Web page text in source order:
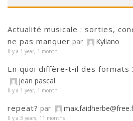
Actualité musicale : sorties,
ne pas manquer par Kyliano
Il y a 1 year, 1 month
En quoi diffère‑t‑il des
jean pascal
Il y a 1 year, 1 month
repeat? par
Il y a 3 years, 11 months